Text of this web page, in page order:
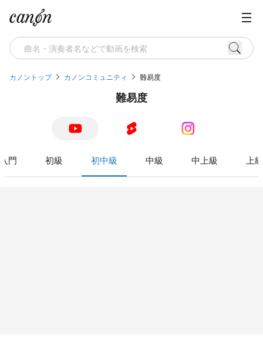
カノントップ カノンコミュニティ 難易度
難易度
入門 初級 初中級 中級 中上級 上級